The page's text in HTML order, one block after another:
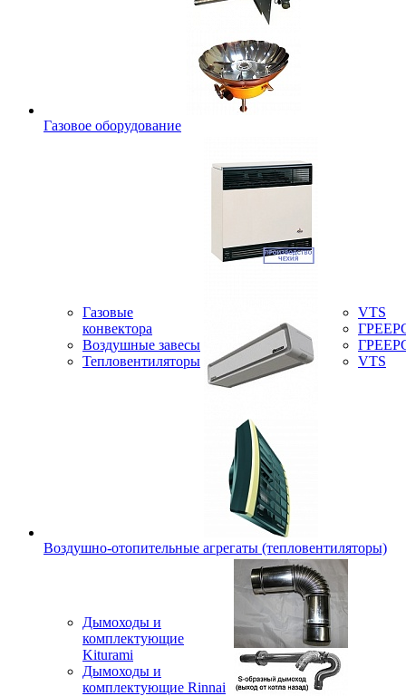
Газовое оборудование
Газовые
конвектора
Воздушные завесы
Тепловентиляторы
VTS
VTS
Воздушно-отопительные агрегаты (тепловентиляторы)
Дымоходы и
комплектующие
Kiturami
Дымоходы и
комплектующие Rinnai